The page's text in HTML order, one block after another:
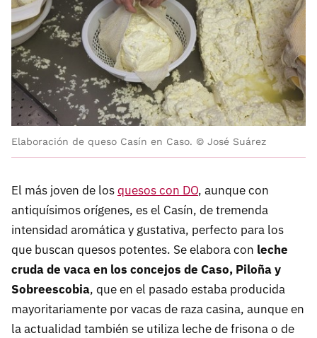
Elaboración de queso Casín en Caso. © José Suárez
El más joven de losquesos con DO, aunque con
antiquísimos orígenes, es el Casín, de tremenda
intensidad aromática y gustativa, perfecto para los
que buscan quesos potentes. Se elabora con leche
cruda de vaca en los concejos de Caso, Piloña y
Sobreescobia, que en el pasado estaba producida
mayoritariamente por vacas de raza casina, aunque en
la actualidad también se utiliza leche de frisona o de